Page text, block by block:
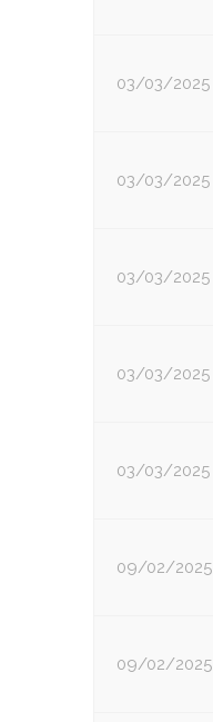
03/03/2025
03/03/2025
03/03/2025
03/03/2025
03/03/2025
09/02/2025
09/02/2025